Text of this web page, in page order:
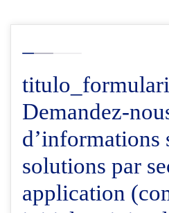
Demandez-
d’informations
solutions par
application